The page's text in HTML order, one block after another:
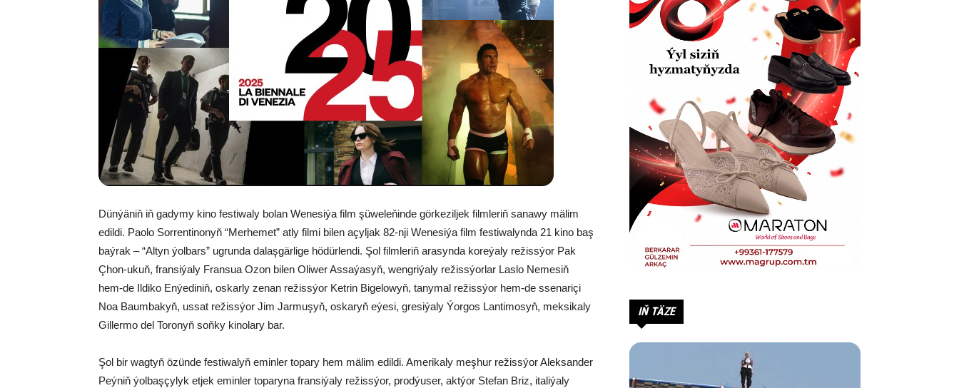
Dünýäniň iň gadymy kino festiwaly bolan Wenesiýa film şüweleňinde görkeziljek filmleriň sanawy mälim
edildi. Paolo Sorrentinonyň “Merhemet” atly filmi bilen açyljak 82-nji Wenesiýa film festiwalynda 21 kino baş
baýrak – “Altyn ýolbars” ugrunda dalaşgärlige hödürlendi. Şol filmleriň arasynda koreýaly režissýor Pak
Çhon-ukuň, fransiýaly Fransua Ozon bilen Oliwer Assaýasyň, wengriýaly režissýorlar Laslo Nemesiň
hem-de Ildiko Enýediniň, oskarly zenan režissýor Ketrin Bigelowyň, tanymal režissýor hem-de ssenariçi
Noa Baumbakyň, ussat režissýor Jim Jarmuşyň, oskaryň eýesi, gresiýaly Ýorgos Lantimosyň, meksikaly
Gillermo del Toronyň soňky kinolary bar.
Şol bir wagtyň özünde festiwalyň eminler topary hem mälim edildi. Amerikaly meşhur režissýor Aleksander
Peýniň ýolbaşçylyk etjek eminler toparyna fransiýaly režissýor, prodýuser, aktýor Stefan Briz, italiýaly
IŇ TÄZE